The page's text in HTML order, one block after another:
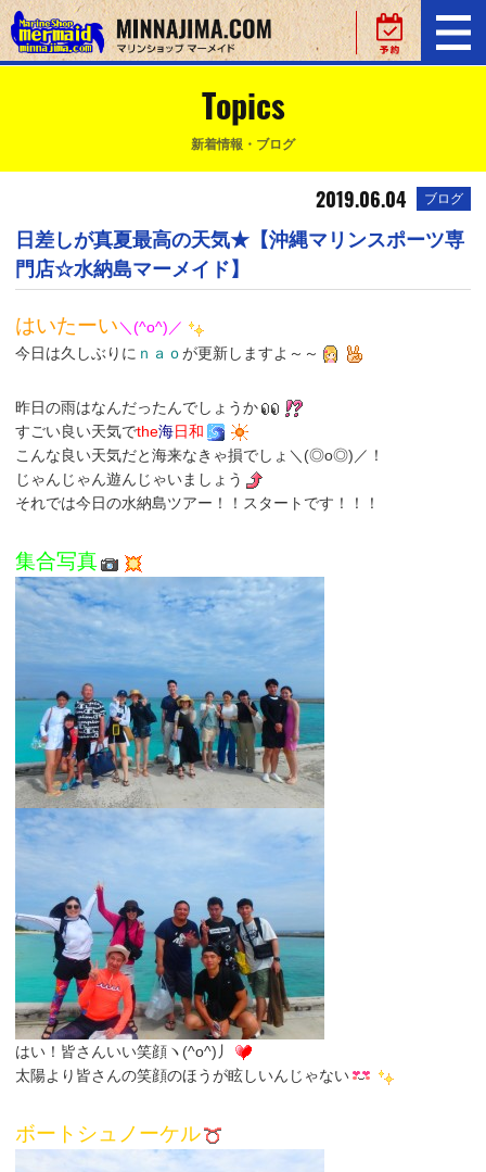
Topics
新着情報・ブログ
2019.06.04 ブログ
日差しが真夏最高の天気★【沖縄マリンスポーツ専
門店☆水納島マーメイド】
はいたーい＼(^o^)／
今日は久しぶりに ｎａｏが更新しますよ～～
昨日の雨はなんだったんでしょうか
すごい良い天気でthe海日和
こんな良い天気だと海来なきゃ損でしょ＼(◎o◎)／！
じゃんじゃん遊んじゃいましょう
それでは今日の水納島ツアー！！スタートです！！！
集合写真
はい！皆さんいい笑顔ヽ(^o^)丿
太陽より皆さんの笑顔のほうが眩しいんじゃない
ボートシュノーケル